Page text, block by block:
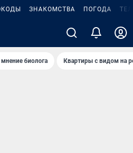
ЗНАКОМСТВА ПОГОДА
биолога Квартиры с видом на